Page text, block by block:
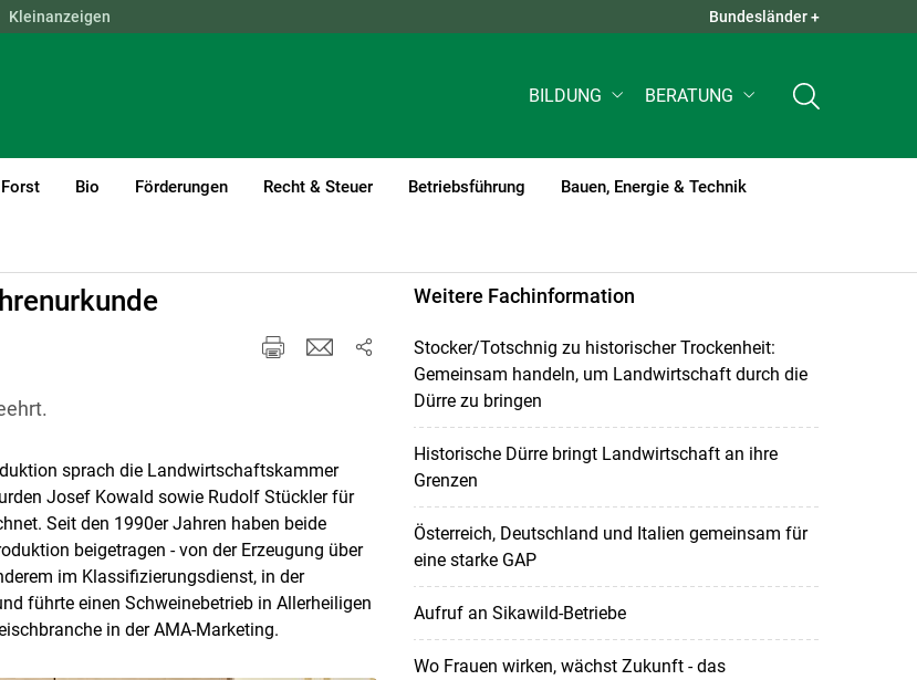
Skip to main content
SBG STMK QUICK LINKS +
Kleinanzeigen Bundesländer +
BILDUNG BERATUNG
Forst Bio Förderungen Recht & Steuer Betriebsführung Bauen, Energie & Technik
sprach die Landwirtschaftskammer
Josef Kowald sowie Rudolf Stückler für
Seit den 1990er Jahren haben beide
beigetragen - von der Erzeugung über
im Klassifizierungsdienst, in der
führte einen Schweinebetrieb in Allerheiligen
in der AMA-Marketing.
Weitere Fachinformation
Stocker/Totschnig zu historischer Trockenheit:
Gemeinsam handeln, um Landwirtschaft durch die
Dürre zu bringen
Historische Dürre bringt Landwirtschaft an ihre
Grenzen
Österreich, Deutschland und Italien gemeinsam für
eine starke GAP
Aufruf an Sikawild-Betriebe
Wo Frauen wirken, wächst Zukunft - das